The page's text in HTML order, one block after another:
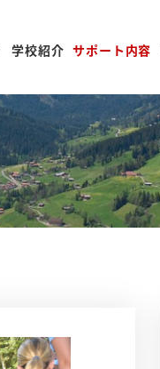
学校紹介 サポート内容